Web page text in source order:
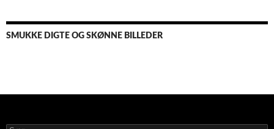
SMUKKE DIGTE OG SKØNNE BILLEDER